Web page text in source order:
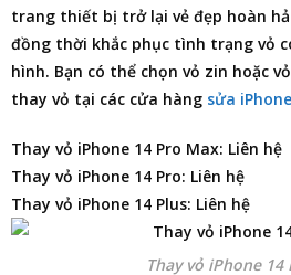
trang thiết bị trở lại vẻ đẹp hoàn
đồng thời khắc phục tình trạng vỏ
hình. Bạn có thể chọn vỏ zin hoặc
thay vỏ tại các cửa hàng sửa iPhone
Thay vỏ iPhone 14 Pro Max: Liên hệ
Thay vỏ iPhone 14 Pro: Liên hệ
Thay vỏ iPhone 14 Plus: Liên hệ
Thay vỏ iPhone 14